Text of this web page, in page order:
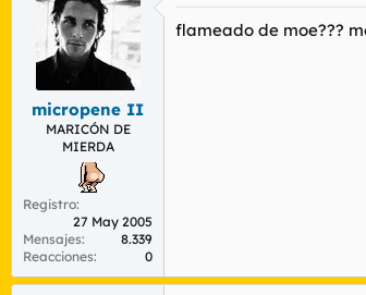
micropene II
MARICÓN DE
MIERDA
Registro
27 May 2005
Mensajes
8.339
Reacciones
0
flameado de moe???